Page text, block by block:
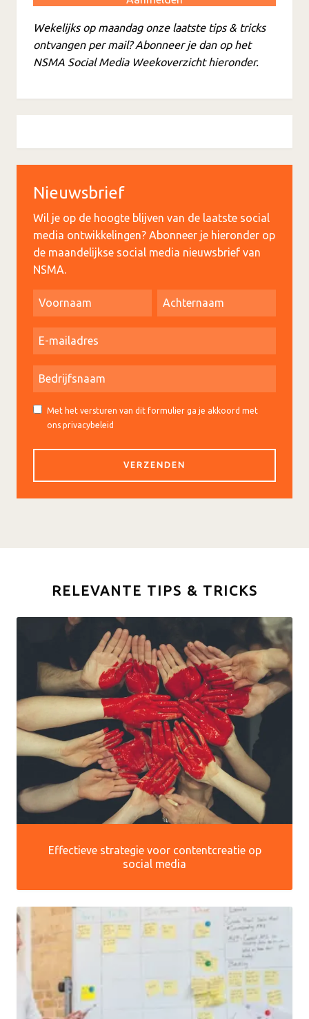
Wekelijks op maandag onze laatste tips & tricks
ontvangen per mail? Abonneer je dan op het
NSMA Social Media Weekoverzicht hieronder.
Nieuwsbrief
Wil je op de hoogte blijven van de laatste social
media ontwikkelingen? Abonneer je hieronder op
de maandelijkse social media nieuwsbrief van
NSMA.
Met het versturen van dit formulier ga je akkoord met
ons privacybeleid
RELEVANTE TIPS & TRICKS
Effectieve strategie voor contentcreatie op
social media